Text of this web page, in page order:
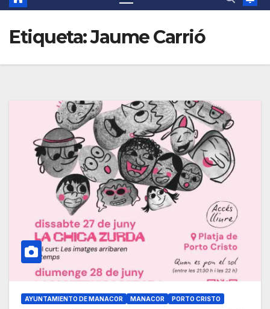
Etiqueta:Jaume Carrió
AYUNTAMIENTO DE MANACOR MANACOR PORTO CRISTO